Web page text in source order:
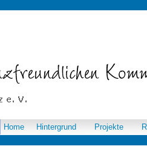
Home Hintergrund Projekte